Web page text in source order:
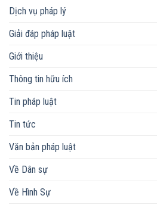
Dịch vụ pháp lý
Giải đáp pháp luật
Giới thiệu
Thông tin hữu ích
Tin pháp luật
Tin tức
Văn bản pháp luật
Về Dân sự
Về Hình Sự